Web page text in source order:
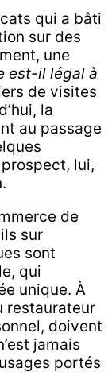
qui a bâti
sur des
une
est-il légal à
de visites
la
au passage
lui,
de
sur
sont
qui
unique. À
restaurateur
doivent
jamais
portés